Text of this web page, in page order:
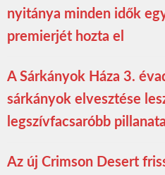
nyitánya minden idők
premierjét hozta el
A Sárkányok Háza 3.
sárkányok elvesztése
legszívfacsaróbb pillanata
Az új Crimson Desert